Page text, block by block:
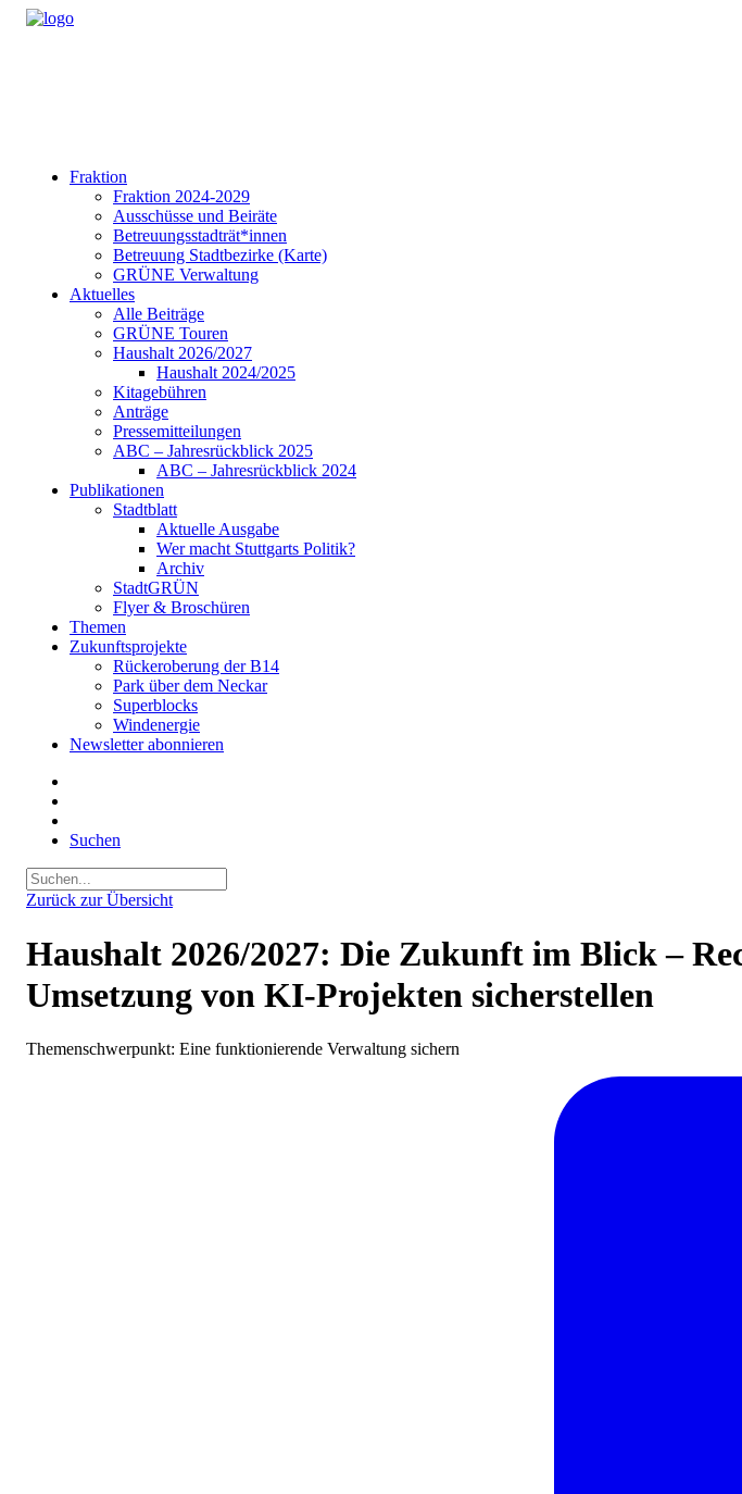
Fraktion
Fraktion 2024-2029
Ausschüsse und Beiräte
Betreuungsstadträt*innen
Betreuung Stadtbezirke (Karte)
GRÜNE Verwaltung
Aktuelles
Alle Beiträge
GRÜNE Touren
Haushalt 2026/2027
Haushalt 2024/2025
Kitagebühren
Anträge
Pressemitteilungen
ABC – Jahresrückblick 2025
ABC – Jahresrückblick 2024
Publikationen
Stadtblatt
Aktuelle Ausgabe
Wer macht Stuttgarts Politik?
Archiv
StadtGRÜN
Flyer & Broschüren
Themen
Zukunftsprojekte
Rückeroberung der B14
Park über dem Neckar
Superblocks
Windenergie
Newsletter abonnieren
Suchen
Zurück zur Übersicht
Haushalt 2026/2027: Die Zukunft im Blick –
Umsetzung von KI-Projekten sicherstellen
Themenschwerpunkt: Eine funktionierende Verwaltung sichern